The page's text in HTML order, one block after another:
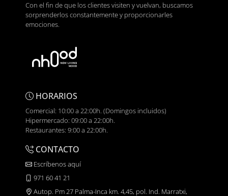
Con el fin de que los clientes visiten y vuelvan, buscamos
sorprenderlos constantemente y proporcionarles
emociones.
HORARIOS
Comercial: 10:00 a 22:00h. (Domingos incluidos)
Hipermercado: 09:00 a 22:00h.
Restaurantes: 9:00 a 22:00h.
CONTACTO
Escríbenos aquí
971 60 41 21
Autop. Pm 27 Palma-Inca km. 4,45, pol. Ind. Marratxi,